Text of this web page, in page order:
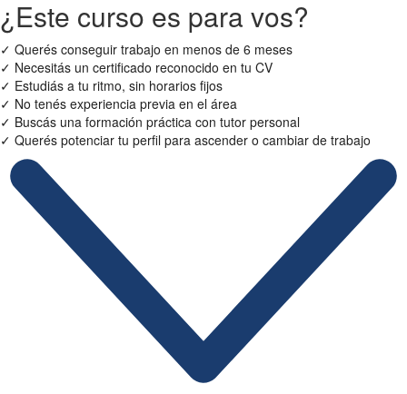
¿Este curso es para vos?
✓ Querés conseguir trabajo en menos de 6 meses
✓ Necesitás un certificado reconocido en tu CV
✓ Estudiás a tu ritmo, sin horarios fijos
✓ No tenés experiencia previa en el área
✓ Buscás una formación práctica con tutor personal
✓ Querés potenciar tu perfil para ascender o cambiar de trabajo